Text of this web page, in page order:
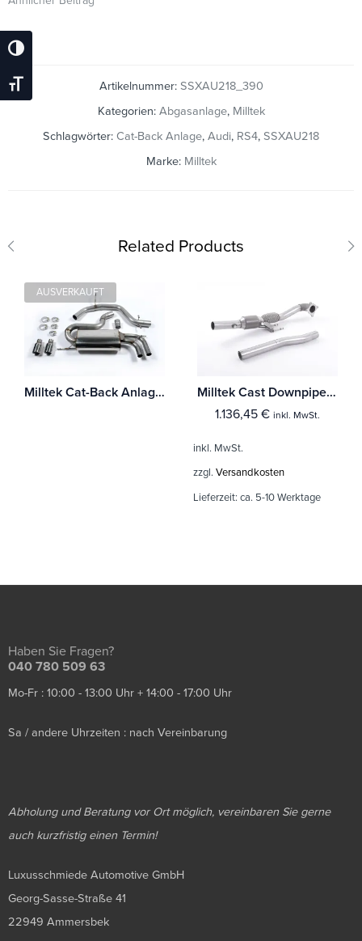
Umschalten Auf Hohe Kontraste
Schrift VergrößernArtikelnummer: SSXAU218_390
Kategorien: Abgasanlage, Milltek
Schlagwörter: Cat-Back Anlage, Audi, RS4, SSXAU218
Marke: Milltek
Related Products
AUSVERKAUFT
Milltek Cat-Back Anlage Audi A3 2.0T FSI 2WD 3-Türer Mit TÜV / ECE Zulassung!
Milltek Cast Downpipe with HJS High Flow Sports Cat Audi A3 2.0T FSI 2WD 3-Türer
1.136,45 € inkl. MwSt.
inkl. MwSt.
zzgl. Versandkosten
Lieferzeit: ca. 5-10 Werktage
Haben Sie Fragen?
040 780 509 63
Mo-Fr : 10:00 - 13:00 Uhr + 14:00 - 17:00 Uhr
Sa / andere Uhrzeiten : nach Vereinbarung
Abholung und Beratung vor Ort möglich, vereinbaren Sie gerne
auch kurzfristig einen Termin!
Luxusschmiede Automotive GmbH
Georg-Sasse-Straße 41
22949 Ammersbek